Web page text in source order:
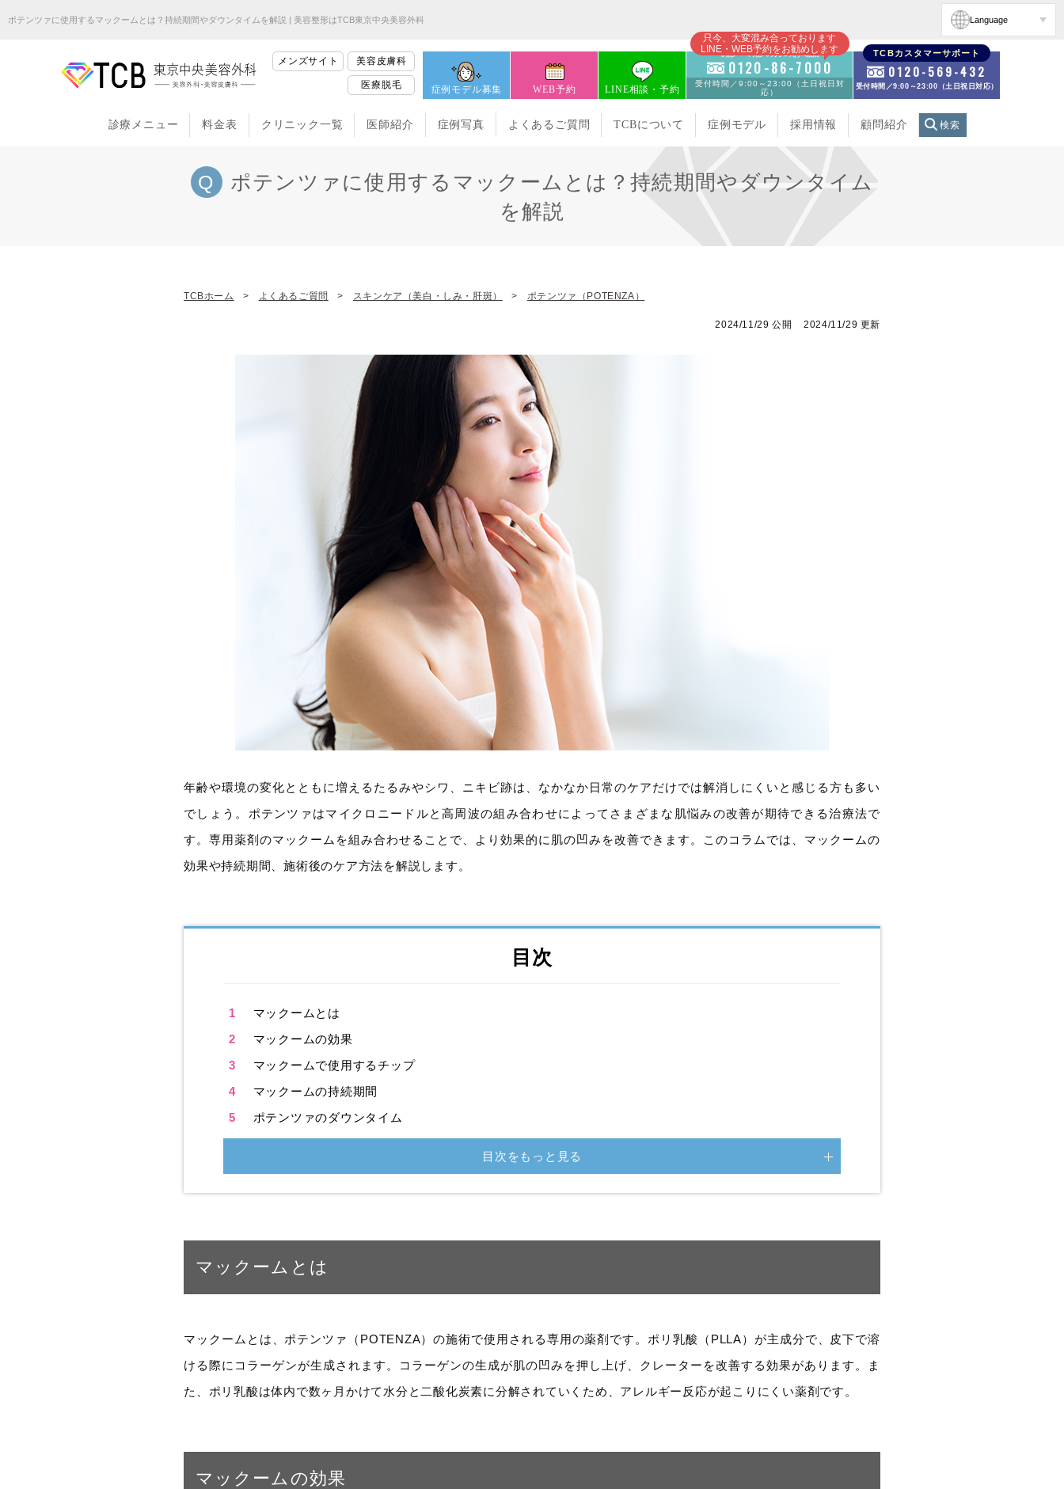
ポテンツァに使用するマックームとは？持続期間やダウンタイムを解説 | 美容整形はTCB東京中央美容外科 Language
メンズサイト 美容皮膚科
医療脱毛 症例モデル募集 WEB予約 LINE相談・予約
只今、大変混み合っております
LINE・WEB予約をお勧めします
初診・再診の方のお電話
0120-86-7000
受付時間／9:00～23:00（土日祝日対
応）
TCBカスタマーサポート
0120-569-432
受付時間／9:00～23:00（土日祝日対応）
診療メニュー 料金表 クリニック一覧 医師紹介 症例写真 よくあるご質問 TCBについて 症例モデル 採用情報 顧問紹介 検索
ポテンツァに使用するマックームとは？持続期間やダウンタイム
を解説
TCBホーム よくあるご質問 スキンケア（美白・しみ・肝斑） ポテンツァ（POTENZA）
2024/11/29 公開 2024/11/29 更新
年齢や環境の変化とともに増えるたるみやシワ、ニキビ跡は、なかなか日常のケアだけでは解消しにくいと感じる方も多い
でしょう。ポテンツァはマイクロニードルと高周波の組み合わせによってさまざまな肌悩みの改善が期待できる治療法で
す。専用薬剤のマックームを組み合わせることで、より効果的に肌の凹みを改善できます。このコラムでは、マックームの
効果や持続期間、施術後のケア方法を解説します。
目次
1
マックームとは
2
マックームの効果
3
マックームで使用するチップ
4
マックームの持続期間
5
ポテンツァのダウンタイム
目次をもっと見る
マックームとは
マックームとは、ポテンツァ（POTENZA）の施術で使用される専用の薬剤です。ポリ乳酸（PLLA）が主成分で、皮下で溶
ける際にコラーゲンが生成されます。コラーゲンの生成が肌の凹みを押し上げ、クレーターを改善する効果があります。ま
た、ポリ乳酸は体内で数ヶ月かけて水分と二酸化炭素に分解されていくため、アレルギー反応が起こりにくい薬剤です。
マックームの効果